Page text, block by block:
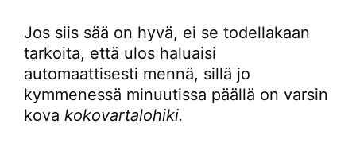
Jos siis sää on hyvä, ei se todellakaan
tarkoita, että ulos haluaisi
automaattisesti mennä, sillä jo
kymmenessä minuutissa päällä on varsin
kova kokovartalohiki.